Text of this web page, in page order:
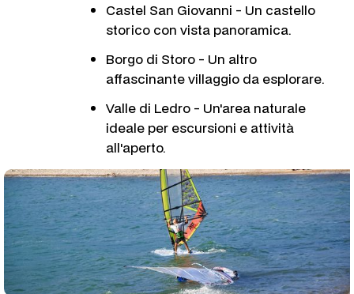
Castel San Giovanni - Un castello
storico con vista panoramica.
Borgo di Storo - Un altro
affascinante villaggio da esplorare.
Valle di Ledro - Un'area naturale
ideale per escursioni e attività
all'aperto.